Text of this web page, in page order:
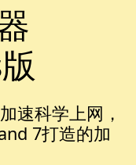
速科学上网，
7打造的加